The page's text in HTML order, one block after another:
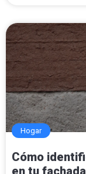
Hogar
Cómo
en tu